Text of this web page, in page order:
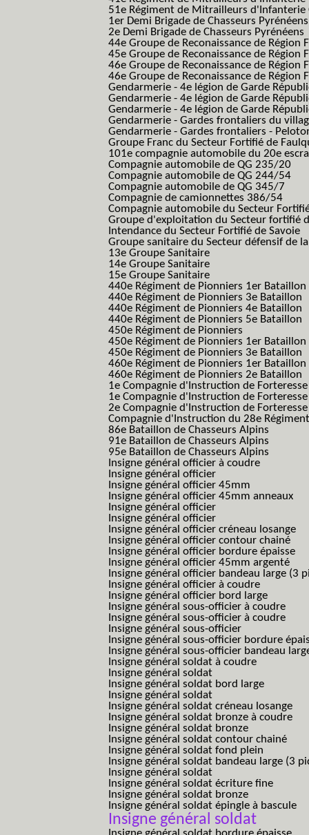
51e Régiment de Mitrailleurs d'Infanterie
1er Demi Brigade de Chasseurs Pyrénéens
2e Demi Brigade de Chasseurs Pyrénéens
44e Groupe de Reconaissance de Région
45e Groupe de Reconaissance de Région
46e Groupe de Reconaissance de Région
46e Groupe de Reconaissance de
Gendarmerie - 4e légion de Garde
Gendarmerie - 4e légion de Garde
Gendarmerie - 4e légion de Garde
Gendarmerie - Gardes frontaliers du
Gendarmerie - Gardes frontaliers -
Groupe Franc du Secteur Fortifié de
101e compagnie automobile du 20e
Compagnie automobile de QG 235/20
Compagnie automobile de QG 244/54
Compagnie automobile de QG 345/7
Compagnie de camionnettes 386/54
Compagnie automobile du Secteur
Groupe d'exploitation du Secteur fortifié
Intendance du Secteur Fortifié de Savoie
Groupe sanitaire du Secteur défensif de
13e Groupe Sanitaire
14e Groupe Sanitaire
15e Groupe Sanitaire
440e Régiment de Pionniers 1er Bataillon
440e Régiment de Pionniers 3e Bataillon
440e Régiment de Pionniers 4e Bataillon
440e Régiment de Pionniers 5e Bataillon
450e Régiment de Pionniers
450e Régiment de Pionniers 1er Bataillon
450e Régiment de Pionniers 3e Bataillon
460e Régiment de Pionniers 1er Bataillon
460e Régiment de Pionniers 2e Bataillon
1e Compagnie d'Instruction de
1e Compagnie d'Instruction de
2e Compagnie d'Instruction de
Compagnie d'Instruction du 28e
86e Bataillon de Chasseurs Alpins
91e Bataillon de Chasseurs Alpins
95e Bataillon de Chasseurs Alpins
Insigne général officier à coudre
Insigne général officier
Insigne général officier 45mm
Insigne général officier 45mm anneaux
Insigne général officier
Insigne général officier
Insigne général officier créneau losange
Insigne général officier contour chainé
Insigne général officier bordure épaisse
Insigne général officier 45mm argenté
Insigne général officier bandeau large (3
Insigne général officier à coudre
Insigne général officier bord large
Insigne général sous-officier à coudre
Insigne général sous-officier à coudre
Insigne général sous-officier
Insigne général sous-officier bordure
Insigne général sous-officier bandeau
Insigne général soldat à coudre
Insigne général soldat
Insigne général soldat bord large
Insigne général soldat
Insigne général soldat créneau losange
Insigne général soldat bronze à coudre
Insigne général soldat bronze
Insigne général soldat contour chainé
Insigne général soldat fond plein
Insigne général soldat bandeau large (3
Insigne général soldat
Insigne général soldat écriture fine
Insigne général soldat bronze
Insigne général soldat épingle à bascule
Insigne général soldat